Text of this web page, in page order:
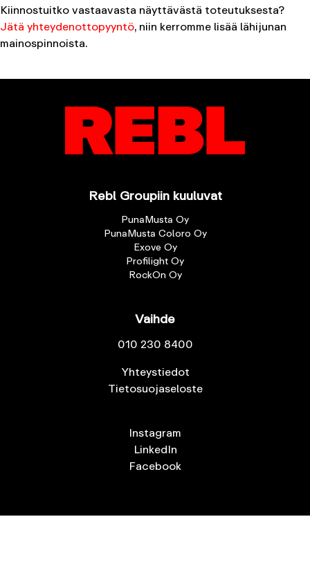
Kiinnostuitko vastaavasta näyttävästä toteutuksesta?
Jätä yhteydenottopyyntö, niin kerromme lisää lähijunan
mainospinnoista.
Rebl Groupiin kuuluvat
PunaMusta Oy
PunaMusta Coloro Oy
Exove Oy
Profilight Oy
RockOn Oy
Vaihde
010 230 8400
Yhteystiedot
Tietosuojaseloste
Instagram
LinkedIn
Facebook